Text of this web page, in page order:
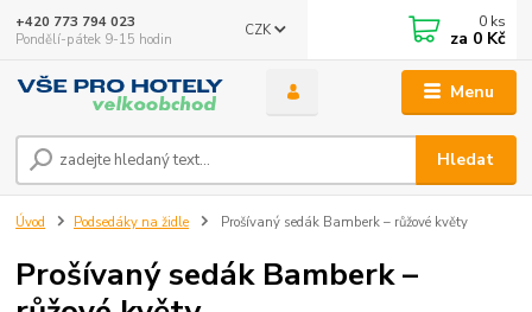
Menu
CZK
Hledat
+420 773 794 023
Pondělí-pátek 9-15 hodin
0 ks
za 0 Kč
Úvod Podsedáky na židle Prošívaný sedák Bamberk – růžové květy
Prošívaný sedák Bamberk –